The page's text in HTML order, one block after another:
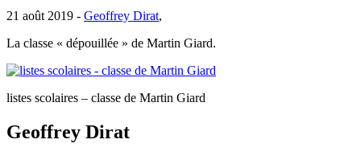
21 août 2019 - Geoffrey Dirat,
La classe « dépouillée » de Martin Giard.
listes scolaires – classe de Martin Giard
Geoffrey Dirat